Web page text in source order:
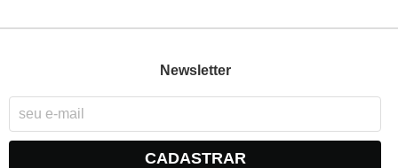
Newsletter
CADASTRAR